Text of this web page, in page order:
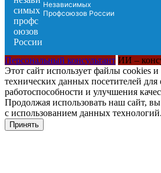
Независимых
Профсоюзов России
Персональный консультант ИИ –
Этот сайт использует файлы cookies и
технических данных посетителей для
работоспособности и улучшения
Продолжая использовать наш сайт, вы
с использованием данных технологий.
Принять